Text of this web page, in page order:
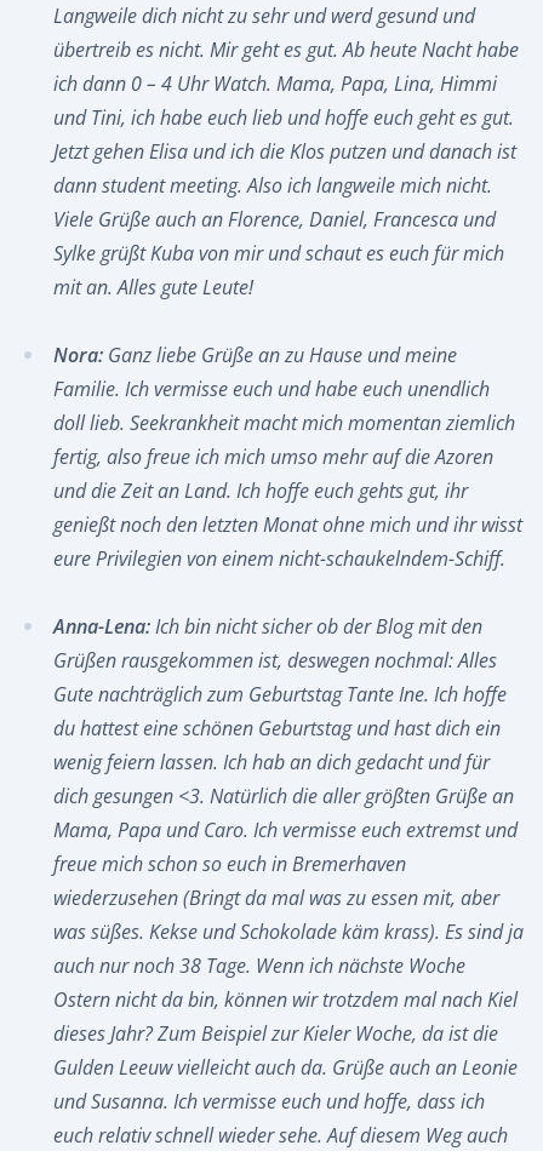
Langweile dich nicht zu sehr und werd gesund und
übertreib es nicht. Mir geht es gut. Ab heute Nacht habe
ich dann 0 – 4 Uhr Watch. Mama, Papa, Lina, Himmi
und Tini, ich habe euch lieb und hoffe euch geht es gut.
Jetzt gehen Elisa und ich die Klos putzen und danach ist
dann student meeting. Also ich langweile mich nicht.
Viele Grüße auch an Florence, Daniel, Francesca und
Sylke grüßt Kuba von mir und schaut es euch für mich
mit an. Alles gute Leute!
Nora: Ganz liebe Grüße an zu Hause und meine
Familie. Ich vermisse euch und habe euch unendlich
doll lieb. Seekrankheit macht mich momentan ziemlich
fertig, also freue ich mich umso mehr auf die Azoren
und die Zeit an Land. Ich hoffe euch gehts gut, ihr
genießt noch den letzten Monat ohne mich und ihr wisst
eure Privilegien von einem nicht-schaukelndem-Schiff.
Anna-Lena:Ich bin nicht sicher ob der Blog mit den
Grüßen rausgekommen ist, deswegen nochmal: Alles
Gute nachträglich zum Geburtstag Tante Ine. Ich hoffe
du hattest eine schönen Geburtstag und hast dich ein
wenig feiern lassen. Ich hab an dich gedacht und für
dich gesungen <3. Natürlich die aller größten Grüße an
Mama, Papa und Caro. Ich vermisse euch extremst und
freue mich schon so euch in Bremerhaven
wiederzusehen (Bringt da mal was zu essen mit, aber
was süßes. Kekse und Schokolade käm krass). Es sind ja
auch nur noch 38 Tage. Wenn ich nächste Woche
Ostern nicht da bin, können wir trotzdem mal nach Kiel
dieses Jahr? Zum Beispiel zur Kieler Woche, da ist die
Gulden Leeuw vielleicht auch da. Grüße auch an Leonie
und Susanna. Ich vermisse euch und hoffe, dass ich
euch relativ schnell wieder sehe. Auf diesem Weg auch